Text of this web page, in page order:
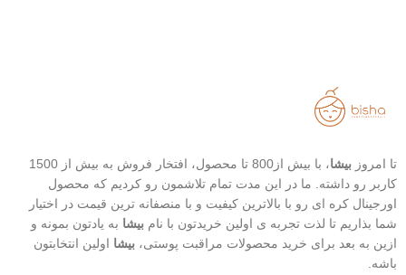
تا امروز بیشا
، با بیش از800 تا محصول، افتخار فروش به بیش از 1500
کاربر رو داشته. ما در این مدت تمام تلاشمون رو کردیم که محصول
اورجینال کره ای رو با بالاترین کیفیت و با منصفانه ترین قیمت در اختیار
شما بذاریم تا لذت تجربه ی اولین خریدتون با نام بیشا به یادتون بمونه و
ازین به بعد برای خرید محصولات مراقبت پوستی، بیشا اولین انتخابتون
باشه.